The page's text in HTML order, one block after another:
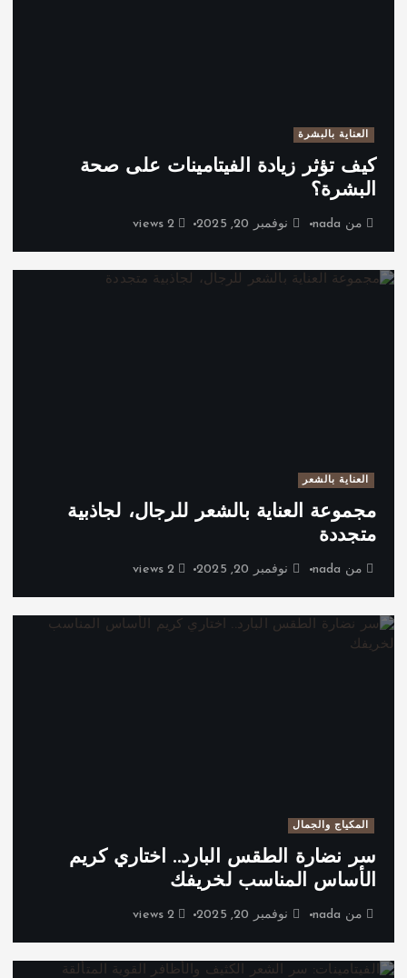
العناية بالبشرة
كيف تؤثر زيادة الفيتامينات على صحة
البشرة؟
من nada نوفمبر 20, 2025 2 views
العناية بالشعر
مجموعة العناية بالشعر للرجال، لجاذبية
متجددة
من nada نوفمبر 20, 2025 2 views
المكياج والجمال
سر نضارة الطقس البارد.. اختاري كريم
الأساس المناسب لخريفك
من nada نوفمبر 20, 2025 2 views